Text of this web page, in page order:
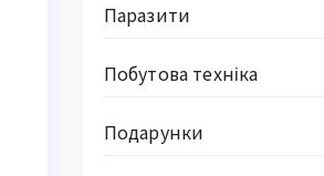
Паразити
Побутова техніка
Подарунки